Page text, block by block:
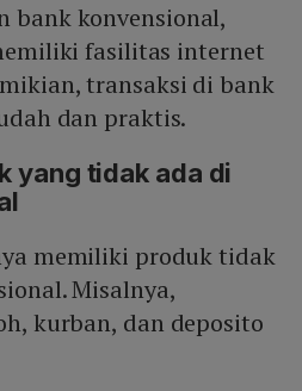
bank konvensional,
fasilitas internet
transaksi di bank
dan praktis.
yang tidak ada di
memiliki produk tidak
Misalnya,
kurban, dan deposito